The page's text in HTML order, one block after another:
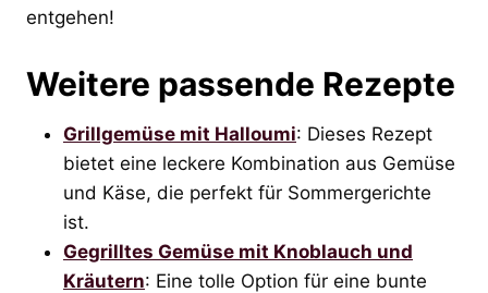
entgehen!
Weitere passende Rezepte
Grillgemüse mit Halloumi: Dieses Rezept
bietet eine leckere Kombination aus Gemüse
und Käse, die perfekt für Sommergerichte
ist.
Gegrilltes Gemüse mit Knoblauch und
Kräutern: Eine tolle Option für eine bunte